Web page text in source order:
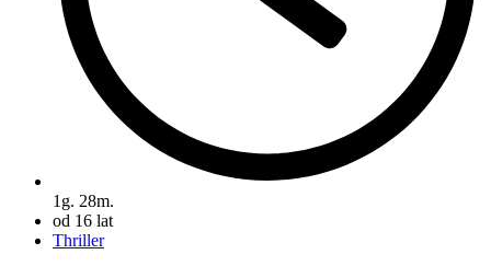
1g. 28m.
od 16 lat
Thriller